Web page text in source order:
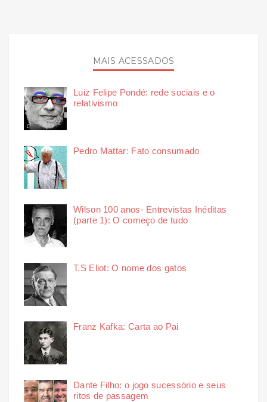
MAIS ACESSADOS
Luiz Felipe Pondé: rede sociais e o
relativismo
Pedro Mattar: Fato consumado
Wilson 100 anos- Entrevistas Inéditas
(parte 1): O começo de tudo
T.S Eliot: O nome dos gatos
Franz Kafka: Carta ao Pai
Dante Filho: o jogo sucessório e seus
ritos de passagem